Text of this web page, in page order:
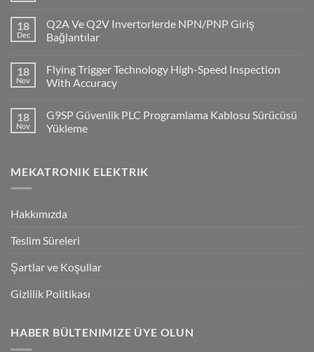
CP1H
PLC
ile
Haberleşmesi
18
Dec
Q2A Ve Q2V Invertorlerde NPN/PNP Giriş
Bağlantılar
on
Q2A
Ve
NPN/PNP
Giriş
Bağlantılar
18
Nov
Flying Trigger Technology High-Speed Inspection
With Accuracy
on
Flying
Trigger
Inspection
With
18
Nov
G9SP Güvenlik PLC Programlama Kablosu Sürücüsü
Yükleme
G9SP
Güvenlik
Sürücüsü
MEKATRONIK ELEKTRIK
Hakkımızda
Teslim Süreleri
Şartlar ve Koşullar
Gizlilik Politikası
HABER BÜLTENIMIZE ÜYE OLUN